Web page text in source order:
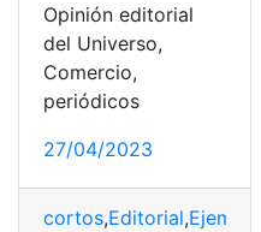
Opinión editorial
del Universo,
Comercio,
periódicos
27/04/2023
cortos,Editorial,Ejemplos